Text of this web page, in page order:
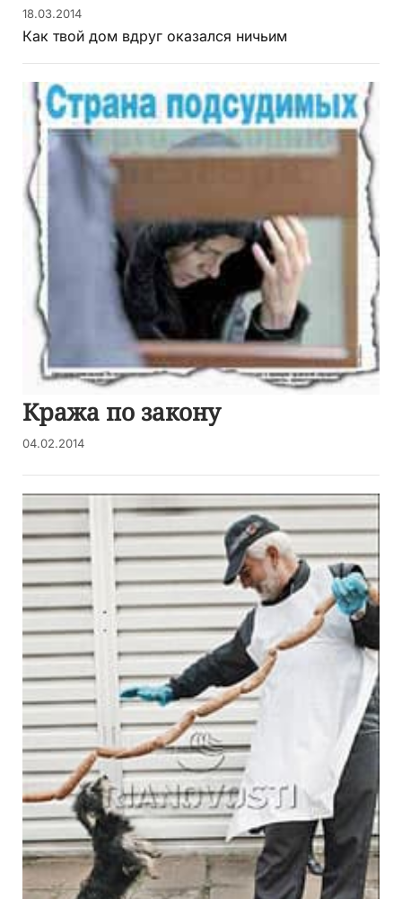
18.03.2014
Как твой дом вдруг оказался ничьим
Кража по закону
04.02.2014